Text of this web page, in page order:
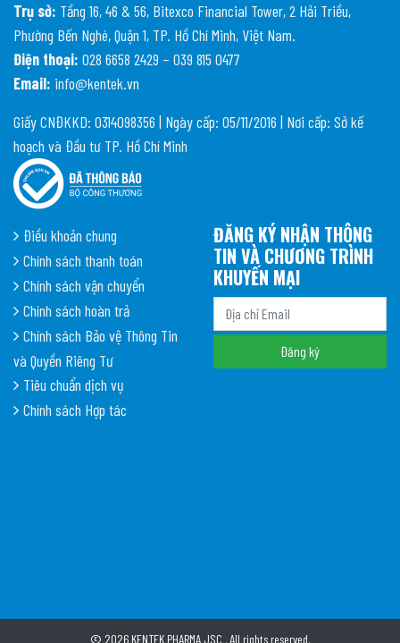
Trụ sở: Tầng 16, 46 & 56, Bitexco Financial Tower, 2 Hải Triều,
Phường Bến Nghé, Quận 1, TP. Hồ Chí Minh, Việt Nam.
Điện thoại: 028 6658 2429 – 039 815 0477
Email: info@kentek.vn
Giấy CNĐKKD: 0314098356 | Ngày cấp: 05/11/2016 | Nơi cấp: Sở kế
hoạch và Đầu tư TP. Hồ Chí Minh
Điều khoản chung
Chính sách thanh toán
Chính sách vận chuyển
Chính sách hoàn trả
Chính sách Bảo vệ Thông Tin
và Quyền Riêng Tư
Tiêu chuẩn dịch vụ
Chính sách Hợp tác
ĐĂNG KÝ NHẬN THÔNG
TIN VÀ CHƯƠNG TRÌNH
KHUYẾN MẠI
© 2026 KENTEK PHARMA JSC . All rights reserved.